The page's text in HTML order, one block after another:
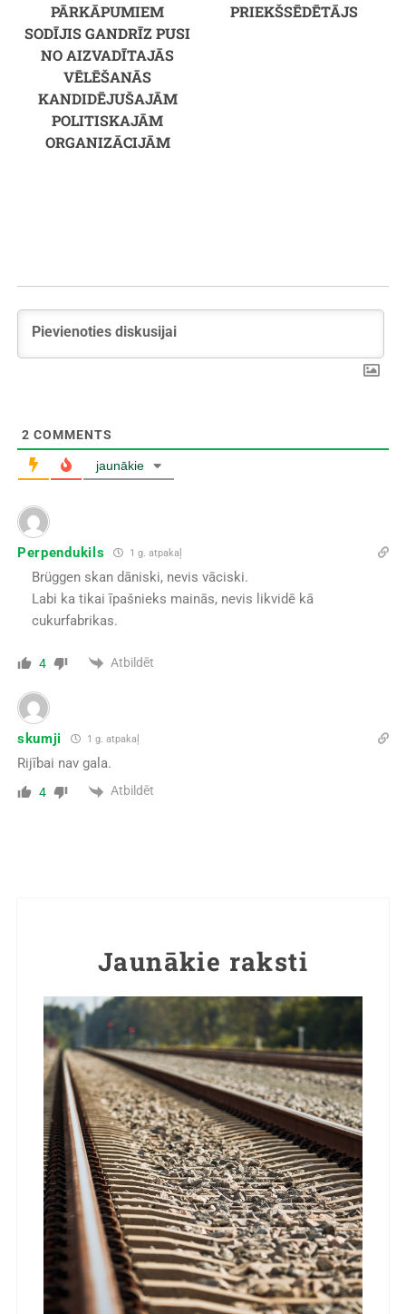
PĀRKĀPUMIEM
SODĪJIS GANDRĪZ PUSI
NO AIZVADĪTAJĀS
VĒLĒŠANĀS
KANDIDĒJUŠAJĀM
POLITISKAJĀM
ORGANIZĀCIJĀM
PRIEKŠSĒDĒTĀJS
2 COMMENTS
jaunākie
Perpendukils 1 g. atpakaļ
Brüggen skan dāniski, nevis vāciski.
Labi ka tikai īpašnieks mainās, nevis likvidē kā
cukurfabrikas.
4 Atbildēt
skumji 1 g. atpakaļ
Rijībai nav gala.
4 Atbildēt
Jaunākie raksti